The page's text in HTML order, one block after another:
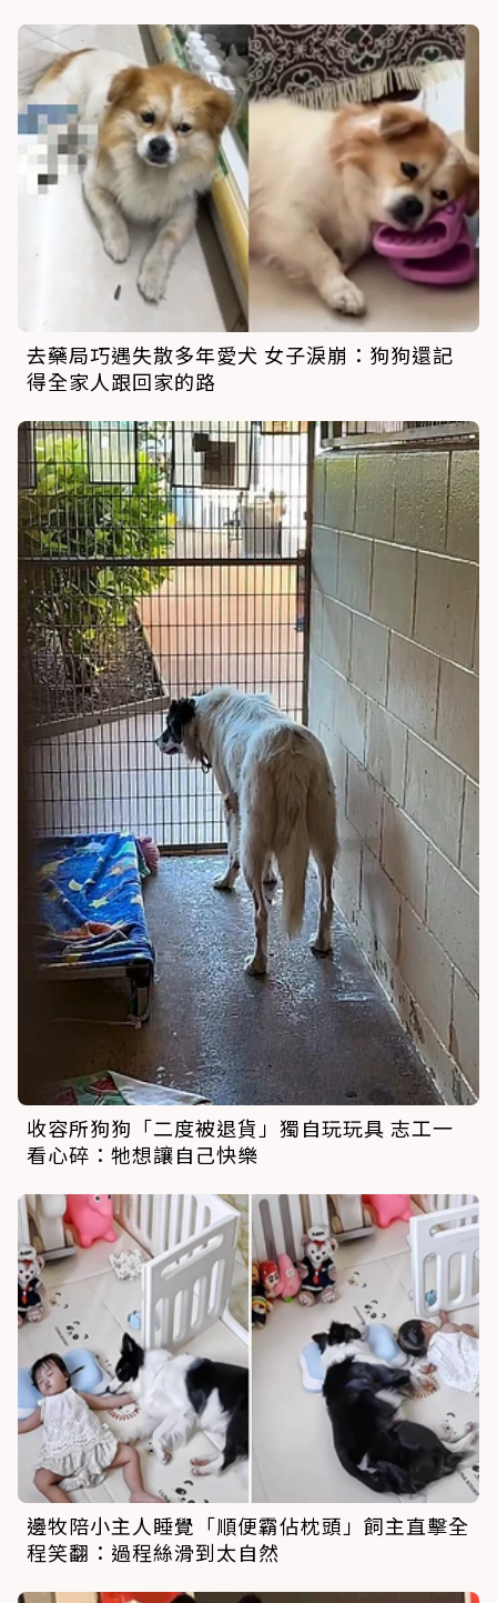
去藥局巧遇失散多年愛犬 女子淚崩：狗狗還記
得全家人跟回家的路
收容所狗狗「二度被退貨」獨自玩玩具 志工一
看心碎：牠想讓自己快樂
邊牧陪小主人睡覺「順便霸佔枕頭」飼主直擊全
程笑翻：過程絲滑到太自然